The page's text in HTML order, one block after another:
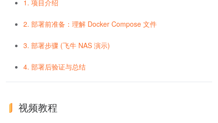
1. 项目介绍
2. 部署前准备：理解 Docker Compose 文件
3. 部署步骤 (飞牛 NAS 演示)
4. 部署后验证与总结
视频教程